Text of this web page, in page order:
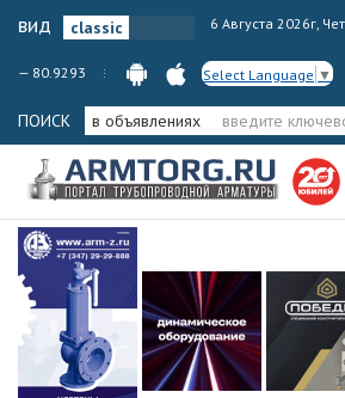
вид 6 Августа 2026г,
— 80.9293 Select Language ▼
ПОИСК в объявлениях